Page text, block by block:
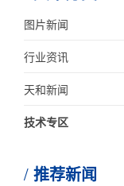
图片新闻
行业资讯
天和新闻
技术专区
推荐新闻